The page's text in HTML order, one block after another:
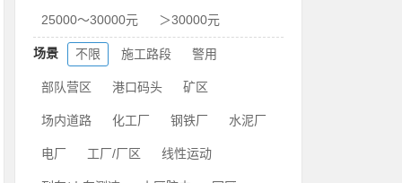
25000～30000元 ＞30000元
场景 不限 施工路段 警用
部队营区 港口码头 矿区
场内道路 化工厂 钢铁厂 水泥厂
电厂 工厂/厂区 线性运动